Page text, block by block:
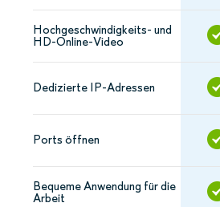
Hochgeschwindigkeits- und
HD-Online-Video
Dedizierte IP-Adressen
Ports öffnen
Bequeme Anwendung für die
Arbeit